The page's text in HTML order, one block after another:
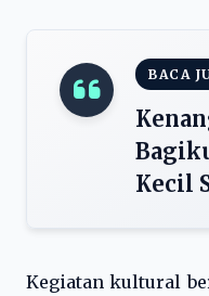
BACA
Kecil
Kegiatan kultural